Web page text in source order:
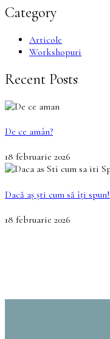
Category
Articole
Workshopuri
Recent Posts
De ce amân?
18 februarie 2026
Dacă aș ști cum să îți spun!
18 februarie 2026